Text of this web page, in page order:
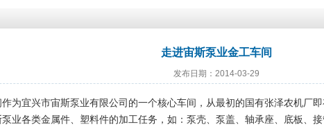
走进宙斯泵业金工车间
发布日期：2014-03-29
宜兴市宙斯泵业有限公司的一个核心车间，从最初的国有张泽农机厂即
业各类金属件、塑料件的加工任务，如：泵壳、泵盖、轴承座、底板、